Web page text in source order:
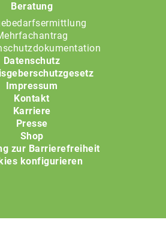
Beratung
Datenschutz
Impressum
Kontakt
Karriere
Presse
Shop
zur Barrierefreiheit
konfigurieren